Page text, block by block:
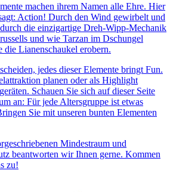
machen ihrem Namen alle Ehre. Hier
Action! Durch den Wind gewirbelt und
die einzigartige Dreh-Wipp-Mechanik
und wie Tarzan im Dschungel
die Lianenschaukel erobern.
jedes dieser Elemente bringt Fun.
planen oder als Highlight
Schauen Sie sich auf dieser Seite
an: Für jede Altersgruppe ist etwas
Sie mit unseren bunten Elementen
Mindestraum und
beantworten wir Ihnen gerne. Kommen
zu!